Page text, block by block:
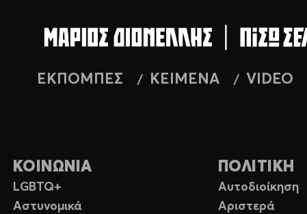
ΕΚΠΟΜΠΕΣ ΚΕΙΜΕΝΑ VIDEO
ΚΟΙΝΩΝΙΑ
LGBTQ+
Αστυνομικά
ΠΟΛΙΤΙΚΗ
Αυτοδιοίκηση
Αριστερά